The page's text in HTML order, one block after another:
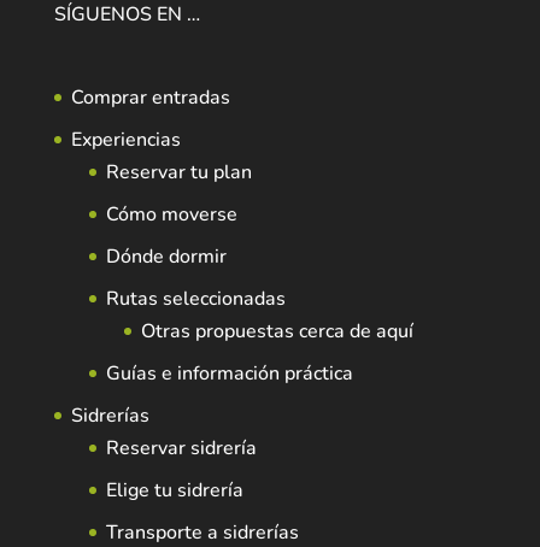
SÍGUENOS EN …
Comprar entradas
Experiencias
Reservar tu plan
Cómo moverse
Dónde dormir
Rutas seleccionadas
Otras propuestas cerca de aquí
Guías e información práctica
Sidrerías
Reservar sidrería
Elige tu sidrería
Transporte a sidrerías